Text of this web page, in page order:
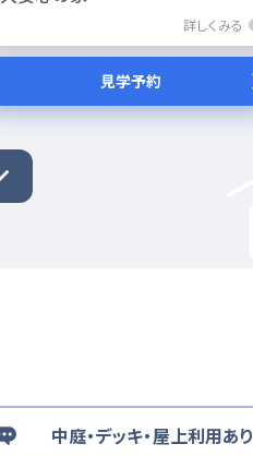
詳しくみる
見学予約
中庭・デッキ・屋上利用あり